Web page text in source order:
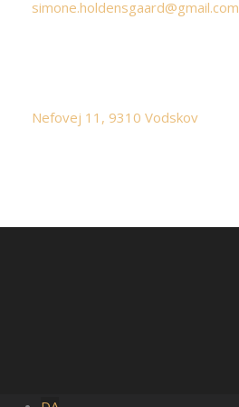
simone.holdensgaard@gmail.com
Nefovej 11, 9310 Vodskov